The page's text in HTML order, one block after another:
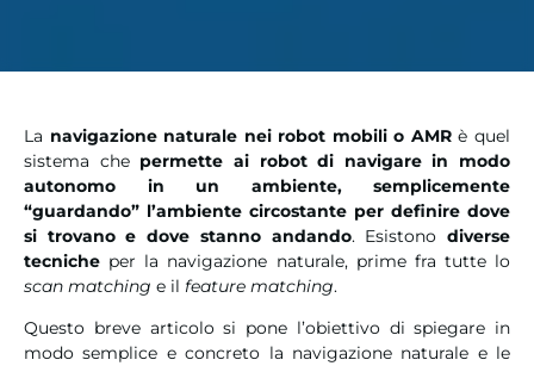
La navigazione naturale nei robot mobili o AMRè quel
sistema che permette ai robot di navigare in modo
autonomo in un ambiente, semplicemente
“guardando” l’ambiente circostante per definire dove
si trovano e dove stanno andando. Esistonodiverse
tecniche per la navigazione naturale, prime fra tutte lo
scan matching e il feature matching.
Questo breve articolo si pone l’obiettivo di spiegare in
modo semplice e concreto la navigazione naturale e le